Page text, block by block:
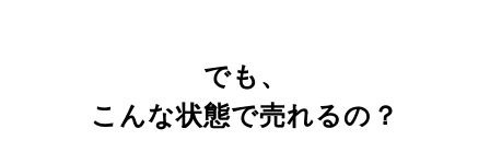
でも、
こんな状態で売れるの？